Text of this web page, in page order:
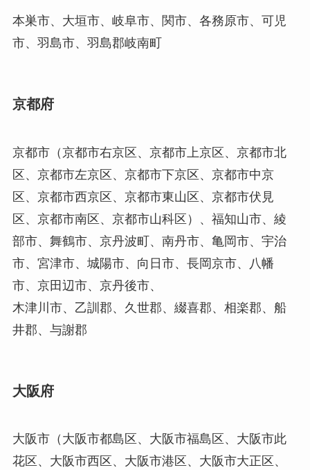
本巣市、大垣市、岐阜市、関市、各務原市、可児
市、羽島市、羽島郡岐南町
京都府
京都市（京都市右京区、京都市上京区、京都市北
区、京都市左京区、京都市下京区、京都市中京
区、京都市西京区、京都市東山区、京都市伏見
区、京都市南区、京都市山科区）、福知山市、綾
部市、舞鶴市、京丹波町、南丹市、亀岡市、宇治
市、宮津市、城陽市、向日市、長岡京市、八幡
市、京田辺市、京丹後市、
木津川市、乙訓郡、久世郡、綴喜郡、相楽郡、船
井郡、与謝郡
大阪府
大阪市（大阪市都島区、大阪市福島区、大阪市此
花区、大阪市西区、大阪市港区、大阪市大正区、